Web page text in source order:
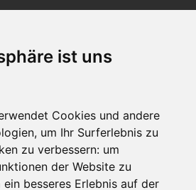
ist uns
Cookies und andere
um Ihr Surferlebnis zu
zu verbessern: um
der Website zu
ein besseres Erlebnis auf der
SKI APP
APP für iOS und Android - Ein
und Schneefreaks!